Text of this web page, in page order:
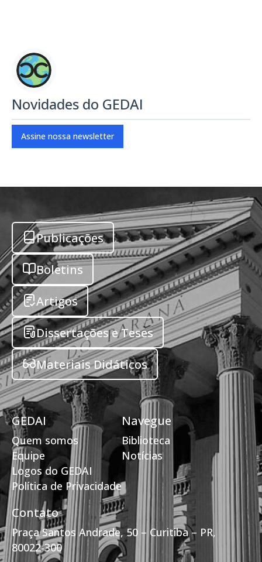
Novidades do GEDAI
Assine nossa newsletter
Publicações
Boletins
Artigos
Dissertações e Teses
Materiais Didáticos
GEDAI
Quem somos
Equipe
Logos do GEDAI
Política de Privacidade
Navegue
Biblioteca
Notícias
Contato
Praça Santos Andrade, 50 – Curitiba – PR,
80022-300